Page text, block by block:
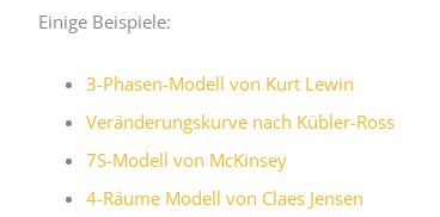
Einige Beispiele:
3-Phasen-Modell von Kurt Lewin
Veränderungskurve nach Kübler-Ross
7S-Modell von McKinsey
4-Räume Modell von Claes Jensen